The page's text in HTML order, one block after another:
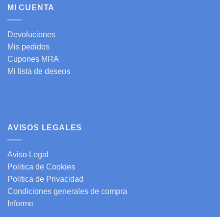
MI CUENTA
Devoluciones
Mis pedidos
Cupones MRA
Mi lista de deseos
AVISOS LEGALES
Aviso Legal
Politica de Cookies
Politica de Privacidad
Condiciones generales de compra
Informe